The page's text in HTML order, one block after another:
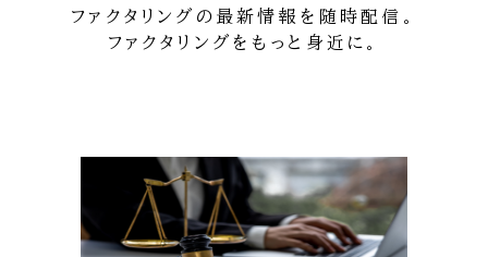
ファクタリングの最新情報を随時配信。
ファクタリングをもっと身近に。